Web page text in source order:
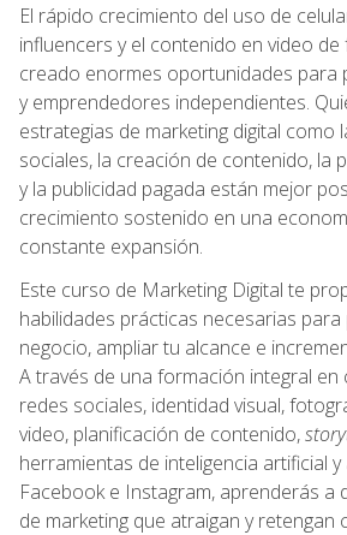
El rápido crecimiento del uso de
influencers y el contenido en video
creado enormes oportunidades para
y emprendedores independientes.
estrategias de marketing digital como
sociales, la creación de contenido, la
y la publicidad pagada están mejor
crecimiento sostenido en una
constante expansión.
Este curso de Marketing Digital te
habilidades prácticas necesarias
negocio, ampliar tu alcance e
A través de una formación integral en
redes sociales, identidad visual,
video, planificación de contenido,
herramientas de inteligencia artificial
Facebook e Instagram, aprenderás a
de marketing que atraigan y retengan